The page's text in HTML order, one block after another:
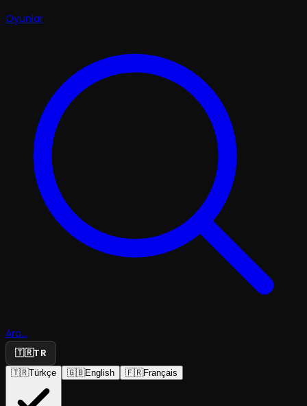
Oyunlar
Ara...
🇹🇷TR
🇹🇷Türkçe 🇬🇧English 🇫🇷Français